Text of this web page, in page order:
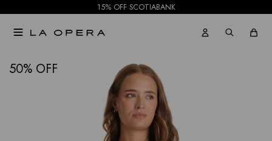
15% OFF SCOTIABANK

50 NOTIFICARME